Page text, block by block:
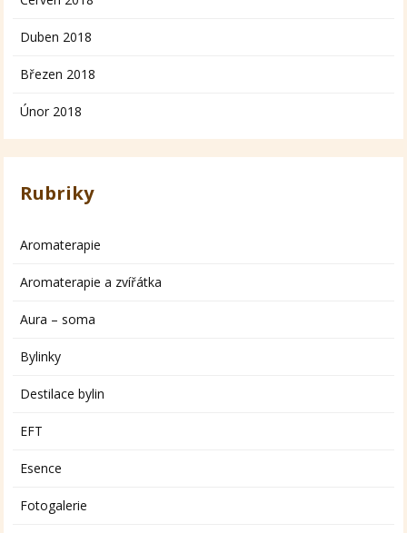
Duben 2018
Březen 2018
Únor 2018
Rubriky
Aromaterapie
Aromaterapie a zvířátka
Aura – soma
Bylinky
Destilace bylin
EFT
Esence
Fotogalerie